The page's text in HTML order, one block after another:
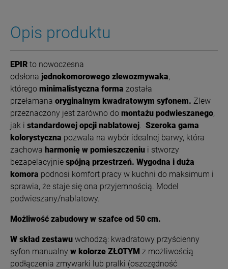
Opis produktu
EPIR to nowoczesna
odsłona jednokomorowego zlewozmywaka,
którego minimalistyczna forma została
przełamana oryginalnym kwadratowym syfonem. Zlew
przeznaczony jest zarówno do montażu podwieszanego,
jak i standardowej opcji nablatowej
Szeroka gama
kolorystyczna pozwala na wybór idealnej barwy, która
zachowa harmonię w pomieszczeniu i stworzy
bezapelacyjnie spójną przestrzeń. Wygodna i duża
komora podnosi komfort pracy w kuchni do maksimum i
sprawia, że staje się ona przyjemnością. Model
podwieszany/nablatowy.
Możliwość zabudowy w szafce od 50 cm.
W skład zestawu wchodzą: kwadratowy przyścienny
syfon manualny w kolorze ZŁOTYM z możliwością
podłączenia zmywarki lub pralki (oszczędność